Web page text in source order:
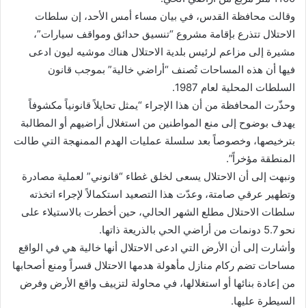
وقالت محافظة القدس، في بيان مساء أمس الأحد، إن سلطات
الاحتلال تتذرع بإقامة مشروع “تنسيق حدائق ومواقف سيارات”،
مشيرة إلى مزاعم لرئيس بلدية الاحتلال هناك موشيه ليون ادعى
فيها أن هذه المساحات تُصنف “أراضي خالية” بموجب قانون
السلطات المحلية لعام 1987.
وحذّرت المحافظة من أن هذا الإجراء “يمثل تحايلاً قانونياً مكشوفاً
يهدف بوضوح إلى منع المواطنين من استغلال أراضيهم أو المطالبة
بترخيصها، وخصوصاً بعد سلسلة عمليات الهدم الممنهجة التي طالت
المنطقة مؤخراً”.
ونبهت إلى أن الاحتلال يسعى لخلق غطاء “قانوني” لعملية مصادرة
وتطهير عرقي صامتة، وعدّت هذا التصعيد استكمالاً لإجراء اتخذته
سلطات الاحتلال مطلع الشهر الحالي، حين أخطرت بالاستيلاء على
نحو 5.7 دونمات من أراضي الحي بالذريعة ذاتها.
وأشارت إلى أن الأرض التي ادعى الاحتلال أنها خالية هي في الواقع
مساحات تضم ركام منازل مأهولة هدمها الاحتلال قسراً ومنع أصحابها
من إعادة بنائها أو استغلالها، في محاولة لتزييف واقع الأرض وفرض
السيطرة عليها.